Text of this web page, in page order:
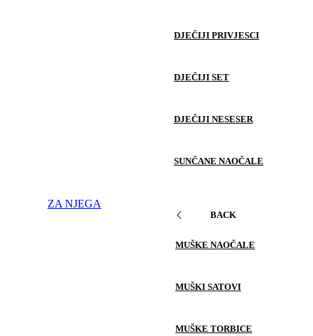
DJEČIJI PRIVJESCI
DJEČIJI SET
DJEČIJI NESESER
SUNČANE NAOČALE
ZA NJEGA
BACK
MUŠKE NAOČALE
MUŠKI SATOVI
MUŠKE TORBICE